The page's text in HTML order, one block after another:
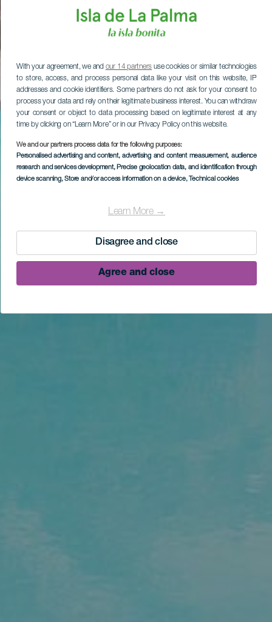
With your agreement, we and our 14 partners use cookies or similar technologies
to store, access, and process personal data like your visit on this website, IP
addresses and cookie identifiers. Some partners do not ask for your consent to
process your data and rely on their legitimate business interest. You can withdraw
your consent or object to data processing based on legitimate interest at any
time by clicking on “Learn More” or in our Privacy Policy on this website.
We and our partners process data for the following purposes:
Personalised advertising and content, advertising and content measurement, audience
research and services development, Precise geolocation data, and identification through
device scanning, Store and/or access information on a device, Technical cookies
Learn More →
Disagree and close
Agree and close